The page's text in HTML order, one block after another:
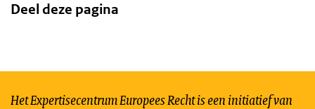
Deel deze pagina
Het Expertisecentrum Europees Recht is een initiatief van